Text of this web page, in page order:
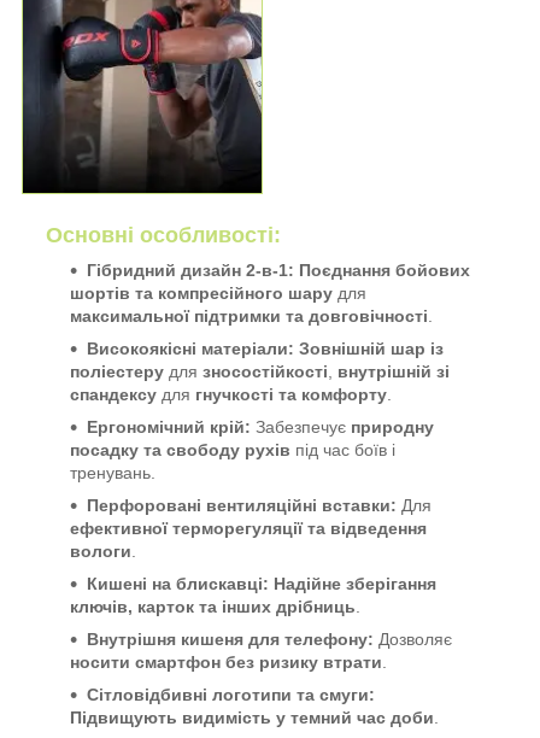
Основні особливості:
Гібридний дизайн 2-в-1: Поєднання бойових
шортів та компресійного шару для
максимальної підтримки та довговічності
Високоякісні матеріали: Зовнішній шар із
поліестеру для зносостійкості
внутрішній зі
спандексу для гнучкості та комфорту
Ергономічний крій: Забезпечує природну
посадку та свободу рухів під час боїв і
тренувань.
Перфоровані вентиляційні вставки: Для
ефективної терморегуляції та відведення
вологи
Кишені на блискавці: Надійне зберігання
ключів, карток та інших дрібниць
Внутрішня кишеня для телефону: Дозволяє
носити смартфон без ризику втрати
Сітловідбивні логотипи та смуги:
Підвищують видимість у темний час доби